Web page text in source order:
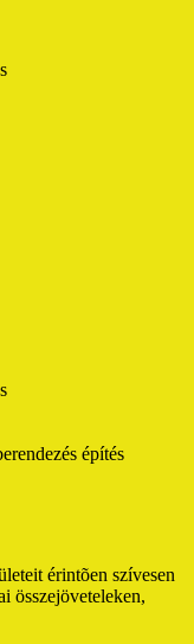
építés
érintõen szívesen
összejöveteleken,